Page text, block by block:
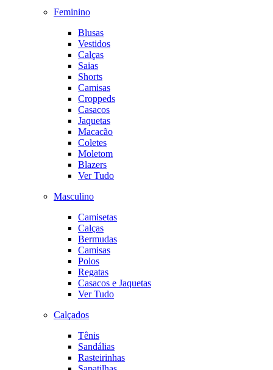
Feminino
Blusas
Vestidos
Calças
Saias
Shorts
Camisas
Croppeds
Casacos
Jaquetas
Macacão
Coletes
Moletom
Blazers
Ver Tudo
Masculino
Camisetas
Calças
Bermudas
Camisas
Polos
Regatas
Casacos e Jaquetas
Ver Tudo
Calçados
Tênis
Sandálias
Rasteirinhas